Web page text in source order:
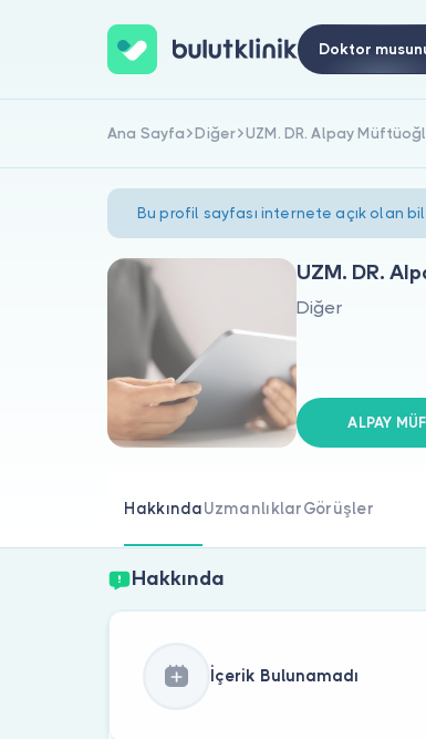
Doktor
Ana Sayfa Diğer UZM. DR. Alpay
Bu profil sayfası internete açık olan
UZM. DR.
Diğer
ALPAY
HakkındaUzmanlıklarGörüşler
Hakkında
İçerik Bulunamadı